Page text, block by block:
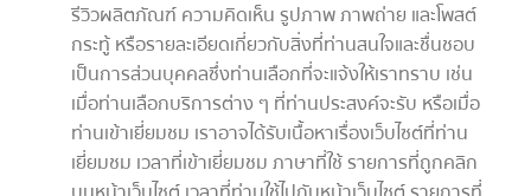
รีวิวผลิตภัณฑ์ ความคิดเห็น รูปภาพ ภาพถ่าย และโพสต์
กระทู้ หรือรายละเอียดเกี่ยวกับสิ่งที่ท่านสนใจและชื่นชอบ
เป็นการส่วนบุคคลซึ่งท่านเลือกที่จะแจ้งให้เราทราบ เช่น
เมื่อท่านเลือกบริการต่าง ๆ ที่ท่านประสงค์จะรับ หรือเมื่อ
ท่านเข้าเยี่ยมชม เราอาจได้รับเนื้อหาเรื่องเว็บไซต์ที่ท่าน
เยี่ยมชม เวลาที่เข้าเยี่ยมชม ภาษาที่ใช้ รายการที่ถูกคลิก